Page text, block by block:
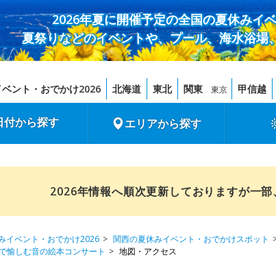
2026年夏に開催予定の全国の夏休みイ
夏祭りなどのイベントや、プール、海水浴
ント・おでかけ2026 北海道 東北 関東 東京 甲信越
付から探す エリアから探す
2026年情報へ順次更新しておりますが一
イベント・おでかけ2026 関西の夏休みイベント・おでかけスポット
愉しむ音の絵本コンサート
地図・アクセス